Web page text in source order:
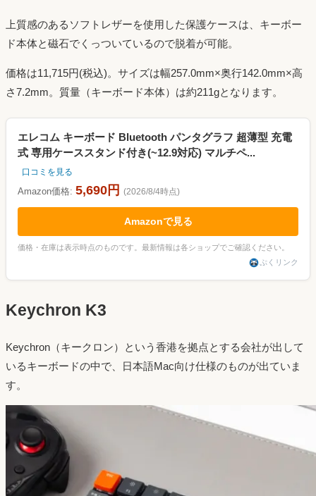
上質感のあるソフトレザーを使用した保護ケースは、キーボー
ド本体と磁石でくっついているので脱着が可能。
価格は11,715円(税込)。サイズは幅257.0mm×奥行142.0mm×高
さ7.2mm。質量（キーボード本体）は約211gとなります。
エレコム キーボード Bluetooth パンタグラフ 超薄型 充電
式 専用ケーススタンド付き(~12.9対応) マルチペ...
口コミを見る
Amazon価格: 5,690円 (2026/8/4時点)
Amazonで見る
価格・在庫は表示時点のものです。最新情報は各ショップでご確認ください。
ぷくリンク
Keychron K3
Keychron（キークロン）という香港を拠点とする会社が出して
いるキーボードの中で、日本語Mac向け仕様のものが出ていま
す。